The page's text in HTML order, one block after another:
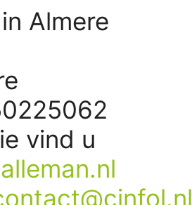
Almere
vind u